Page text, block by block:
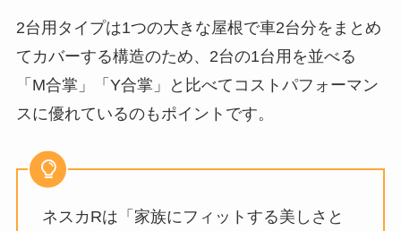
2台用タイプは1つの大きな屋根で車2台分をまとめ
てカバーする構造のため、2台の1台用を並べる
「M合掌」「Y合掌」と比べてコストパフォーマン
スに優れているのもポイントです。
ネスカRは「家族にフィットする美しさと